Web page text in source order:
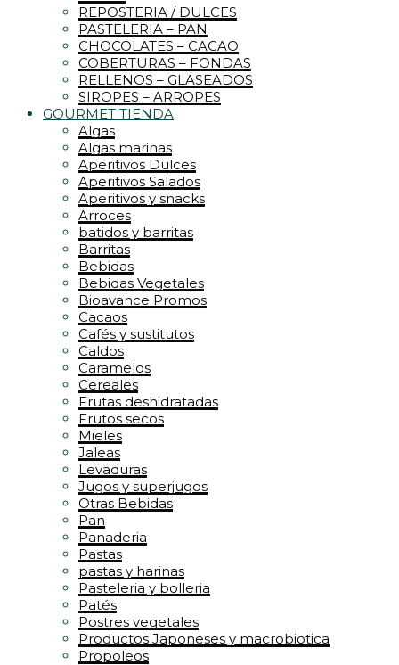
REPOSTERIA / DULCES
PASTELERIA – PAN
CHOCOLATES – CACAO
COBERTURAS – FONDAS
RELLENOS – GLASEADOS
SIROPES – ARROPES
GOURMET TIENDA
Algas
Algas marinas
Aperitivos Dulces
Aperitivos Salados
Aperitivos y snacks
Arroces
batidos y barritas
Barritas
Bebidas
Bebidas Vegetales
Bioavance Promos
Cacaos
Cafés y sustitutos
Caldos
Caramelos
Cereales
Frutas deshidratadas
Frutos secos
Mieles
Jaleas
Levaduras
Jugos y superjugos
Otras Bebidas
Pan
Panaderia
Pastas
pastas y harinas
Pasteleria y bolleria
Patés
Postres vegetales
Productos Japoneses y macrobiotica
Propoleos